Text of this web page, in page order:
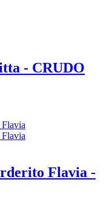
- CRUDO
Flavia -